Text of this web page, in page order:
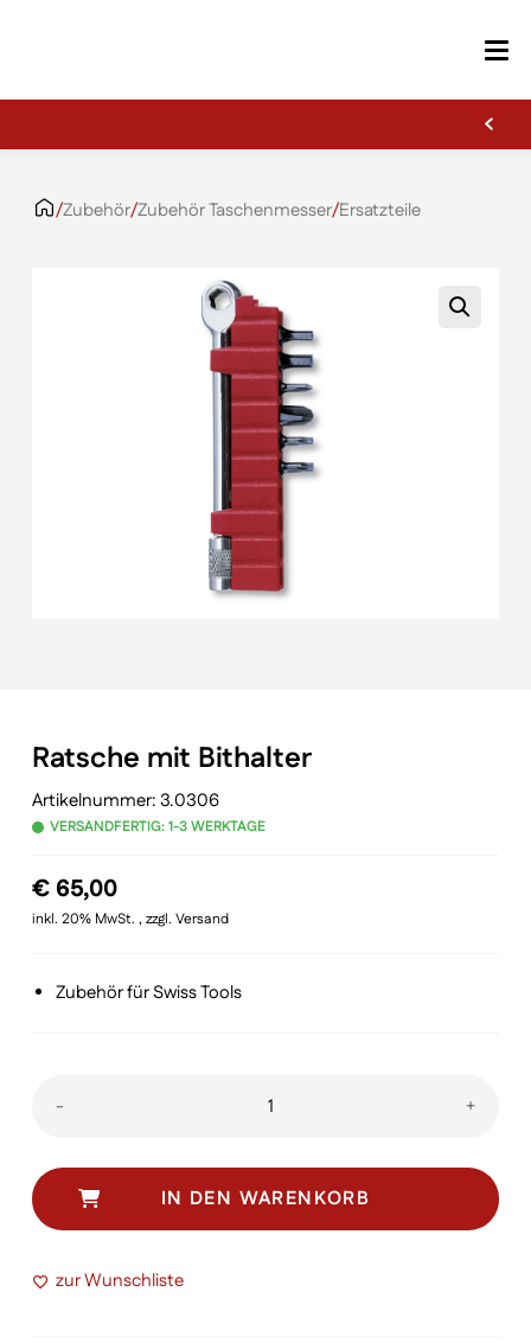
/Zubehör/Zubehör Taschenmesser/Ersatzteile
Ratsche mit Bithalter
Artikelnummer: 3.0306
VERSANDFERTIG: 1-3 WERKTAGE
€65,00
inkl. 20% MwSt. , zzgl. Versand
Zubehör für Swiss Tools
-
Ratsche
Bithalter
Menge
+
IN DEN WARENKORB
zur Wunschliste